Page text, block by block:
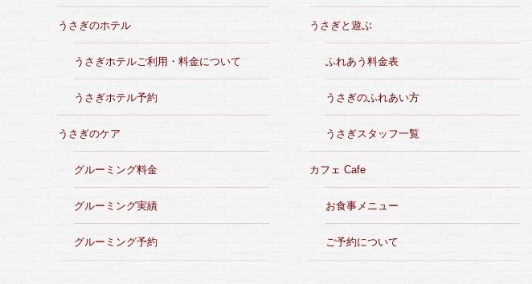
うさぎのホテル
うさぎホテルご利用・料金について
うさぎホテル予約
うさぎのケア
グルーミング料金
グルーミング実績
グルーミング予約
うさぎと遊ぶ
ふれあう料金表
うさぎのふれあい方
うさぎスタッフ一覧
カフェ Cafe
お食事メニュー
ご予約について